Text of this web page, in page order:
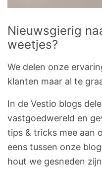
Nieuwsgierig
weetjes?
We delen onze
klanten maar al te
In de Vestio blogs
vastgoedwereld en
tips & tricks mee aan
eens tussen onze
hout we gesneden